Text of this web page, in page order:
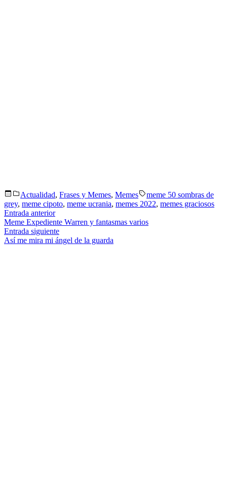
Publicado
en
Actualidad, Frases y Memes, Memes Etiquetas:
meme 50 sombras de
grey, meme cipoto, meme ucrania, memes 2022, memes graciosos
Navegación
de
entradas
Entrada anteriorEntrada
anterior:
Meme Expediente Warren y fantasmas varios
Entrada siguienteEntrada
siguiente:
Así me mira mi ángel de la guarda